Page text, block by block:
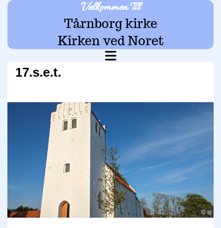
Velkommen Til
Tårnborg kirke
Kirken ved Noret
17.s.e.t.
© sj